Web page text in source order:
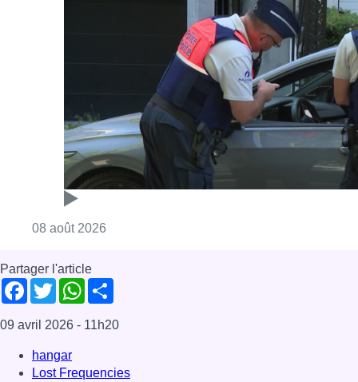
08 août 2026
Partager l'article
Facebook
TwitterWhatsApp
09 avril 2026 - 11h20
hangar
Lost Frequencies